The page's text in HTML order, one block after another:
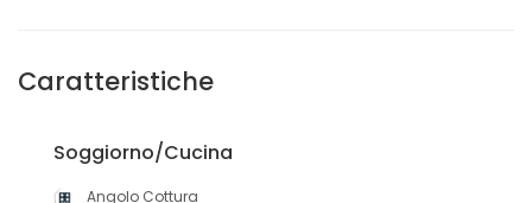
Caratteristiche
Soggiorno/Cucina
Angolo Cottura